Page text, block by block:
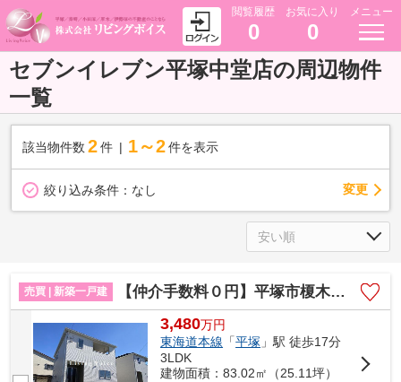
閲覧履歴
0
お気に入り
0
メニュー
セブンイレブン平塚中堂店の周辺物件
一覧
該当物件数 2件 1～2 件を表示
絞り込み条件： なし 変更
売買 | 新築一戸建 【仲介手数料０円】平塚市榎木町第1 新築一戸建て 全2棟
3,480万円
東海道本線 「平塚 」駅 徒歩17分
3LDK
建物面積：83.02㎡（25.11坪）